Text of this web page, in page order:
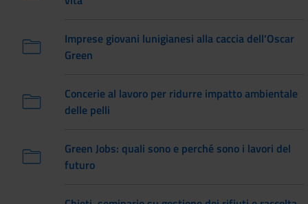
Imprese giovani lunigianesi alla caccia dell'Oscar
Green
Concerie al lavoro per ridurre impatto ambientale
delle pelli
Green Jobs: quali sono e perché sono i lavori del
futuro